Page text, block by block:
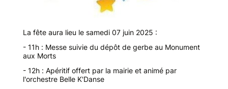
La fête aura lieu le samedi 07 juin 2025 :
- 11h : Messe suivie du dépôt de gerbe au Monument
aux Morts
- 12h : Apéritif offert par la mairie et animé par
l'orchestre Belle K'Danse